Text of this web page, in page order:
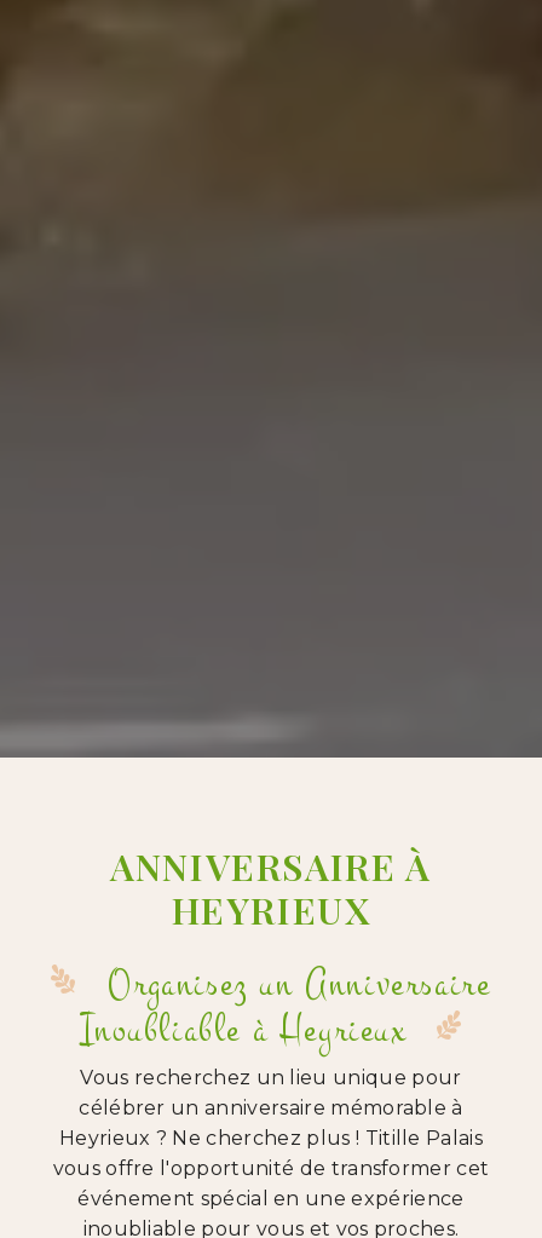
ANNIVERSAIRE À
HEYRIEUX
Organisez un Anniversaire
Inoubliable à Heyrieux
Vous recherchez un lieu unique pour
célébrer un anniversaire mémorable à
Heyrieux ? Ne cherchez plus ! Titille Palais
vous offre l'opportunité de transformer cet
événement spécial en une expérience
inoubliable pour vous et vos proches.